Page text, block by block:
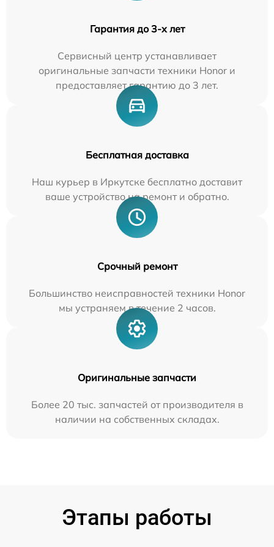
Гарантия до 3-х лет
Сервисный центр устанавливает
оригинальные запчасти техники Honor и
предоставляет гарантию до 3 лет.
Бесплатная доставка
Наш курьер в Иркутске бесплатно доставит
ваше устройство на ремонт и обратно.
Срочный ремонт
Большинство неисправностей техники Honor
мы устраняем в течение 2 часов.
Оригинальные запчасти
Более 20 тыс. запчастей от производителя в
наличии на собственных складах.
Этапы работы